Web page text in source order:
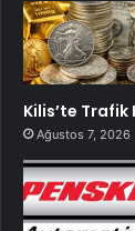
Kilis’te Trafik
Ağustos 7, 2026